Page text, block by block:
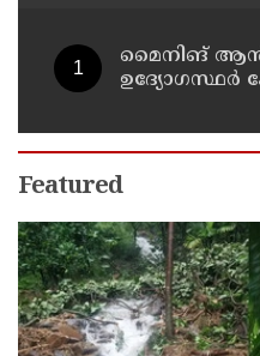
മൈനിങ്
ഉദ്യോഗസ്ഥർ
Featured